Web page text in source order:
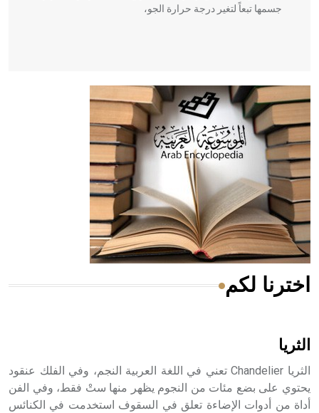
جسمها تبعاً لتغير درجة حرارة الجو،
- هل تعلم أن أبقراط كتب في الطب أربعة مؤلفات هي:
الحكم، الأدلة، تنظيم التغذية، ورسالته في جروح الرأس. ويعود
له الفضل بأنه حرر الطب من الدين والفلسفة.
- هل تعلم أن المرجان إفراز حيواني يتكون في البحر ويتركب
من مادة كربونات الكلسيوم، وهو أحمر أو شديد الحمرة وهو
أجود أنواعه، ويمتاز بكبر الحجم ويسمى الش
هل تعلم أن الأبسيد كلمة فرنسية اللفظ تم اعتمادها مصطلحاً
- هل تعلم أن أبجر Abgar اسم معروف جيداً يعود إلى عدد من
اخترنا لكم
الثريا
الثريا Chandelier تعني في اللغة العربية النجم، وفي الفلك عنقود
يحتوي على بضع مئات من النجوم يظهر منها ستْ فقط، وفي الفن
أداة من أدوات الإضاءة تعلق في السقوف استخدمت في الكنائس